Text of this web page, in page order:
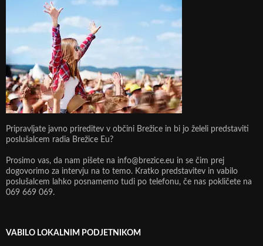
Pripravljate javno prireditev v občini Brežice in bi jo želeli predstaviti
poslušalcem radia Brežice Eu?
Prosimo vas, da nam pišete na info@brezice.eu in se čim prej
dogovorimo za intervju na to temo. Kratko predstavitev in vabilo
poslušalcem lahko posnamemo tudi po telefonu, če nas pokličete na
069 669 069.
VABILO LOKALNIM PODJETNIKOM